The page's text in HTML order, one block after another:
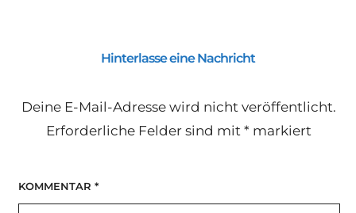
Hinterlasse eine Nachricht
Deine E-Mail-Adresse wird nicht veröffentlicht.
Erforderliche Felder sind mit* markiert
KOMMENTAR *